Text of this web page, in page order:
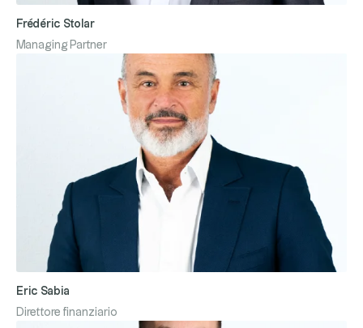
Frédéric Stolar
Managing Partner
Eric Sabia
Direttore finanziario